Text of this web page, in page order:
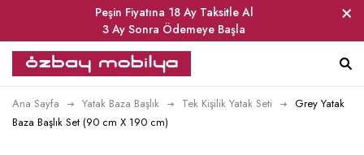
Peşin Fiyatına 18 Ay Taksitle Al
3 Ay Sonra Ödemeye Başla
Ana Sayfa Yatak Baza Başlık Tek Kişilik Yatak Seti
Grey Yatak
Baza Başlık Set (90 cm X 190 cm)